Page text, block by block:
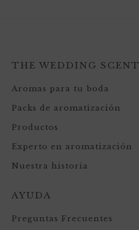
THE WEDDING SCENT
Aromas para tu boda
Packs de aromatización
Productos
Experto en aromatización
Nuestra historia
AYUDA
Preguntas Frecuentes